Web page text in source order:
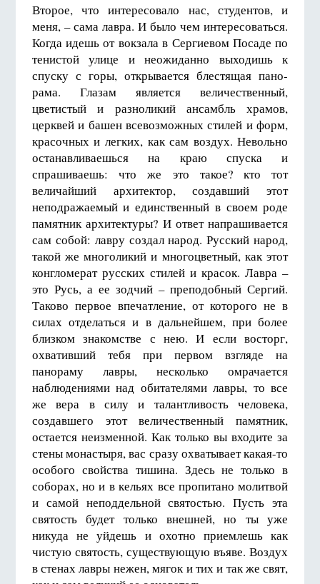
Второе, что интересовало нас, студентов, и
меня, – сама лавра. И было чем интересоваться.
Когда идешь от вокза­ла в Сергиевом Посаде по
тенистой улице и неожиданно выходишь к
спуску с горы, открывается блестящая пано­
рама. Глазам является величественный,
цветистый и разноликий ансамбль храмов,
церквей и башен всевозможных стилей и форм,
красочных и легких, как сам воздух. Не­вольно
останавливаешься на краю спуска и
спрашиваешь: что же это такое? кто тот
величайший архитектор, создав­ший этот
неподражаемый и единственный в своем роде
памятник архитектуры? И ответ напрашивается
сам собой: лавру создал народ. Русский народ,
такой же многоликий и многоцветный, как этот
конгломерат русских стилей и красок. Лавра –
это Русь, а ее зодчий – преподобный Сергий.
Таково первое впечатление, от которого не в
силах отделаться и в дальнейшем, при более
близком знакомстве с нею. И если восторг,
охвативший тебя при первом взгляде на
панораму лавры, несколько омрачается
наблюде­ниями над обитателями лавры, то все
же вера в силу и талантливость человека,
создавшего этот величественный памятник,
остается неизменной. Как только вы входите за
стены монастыря, вас сразу охватывает какая-то
особого свойства тишина. Здесь не только в
соборах, но и в кельях все пропитано молитвой
и самой неподдельной святостью. Пусть эта
святость будет только внешней, но ты уже
никуда не уйдешь и охотно приемлешь как
чистую святость, существующую въяве. Воздух
в стенах лавры нежен, мягок и тих и так же свят,